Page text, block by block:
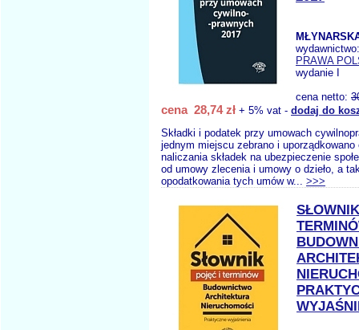
PRAWA
wydanie I
cena netto:
cena 28,74 zł + 5% vat - dodaj do
Składki i podatek przy umowach
jednym miejscu zebrano i uporządkowano
naliczania składek na ubezpieczenie
od umowy zlecenia i umowy o dzieło, a
opodatkowania tych umów w... >>>